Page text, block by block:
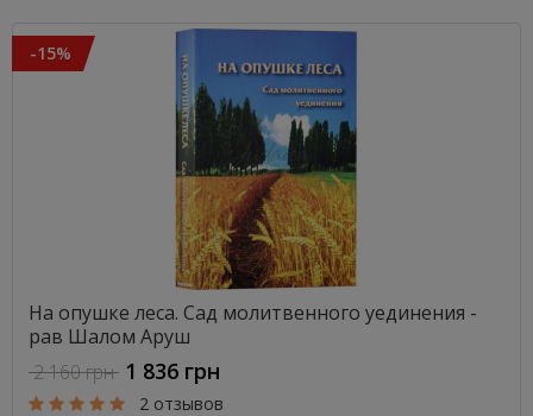
-15%
На опушке леса. Сад молитвенного уединения -
рав Шалом Аруш
2 160 грн 1 836 грн
2 отзывов